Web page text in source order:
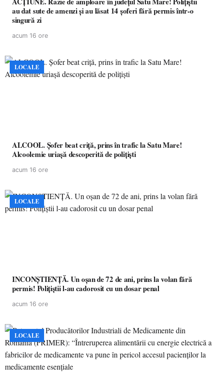
au dat sute de amenzi și au lăsat 14 șoferi fără permis într-o
singură zi
acum 16 ore
LOCALE
ALCOOL. Șofer beat criță, prins în trafic la Satu Mare!
Alcoolemie uriașă descoperită de polițiști
acum 16 ore
LOCALE
INCONȘTIENȚĂ. Un oșan de 72 de ani, prins la volan fără
permis! Polițiștii l-au cadorosit cu un dosar penal
acum 16 ore
LOCALE